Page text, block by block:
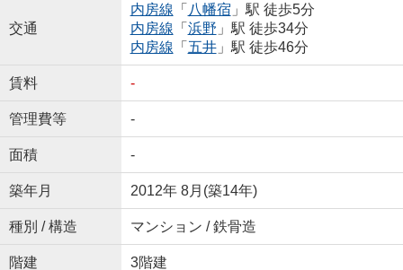
交通
内房線 「 八幡宿 」駅 徒歩5分
内房線 「 浜野 」駅 徒歩34分
内房線 「 五井」駅 徒歩46分
賃料 -
管理費等 -
面積 -
築年月 2012年 8月(築14年)
種別 / 構造 マンション / 鉄骨造
階建 3階建